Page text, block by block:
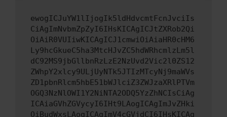
ewogICJuYW1lIjogIk5ldHdvcmtFcnJvciIs
CiAgImNvbmZpZyI6IHsKICAgICJtZXRob2Qi
OiAiR0VUIiwKICAgICJ1cmwiOiAiaHR0cHM6
Ly9hcGkueC5ha3MtcHJvZC5hdWRhcmlzLm5l
dC92MS9jbGllbnRzLzE2NzUvd2Vic2l0ZS12
ZWhpY2xlcy9ULjUyNTk5JTIzMTcyNj9maWVs
ZD1pbnRlcm5hbE51bWJlciZ3ZWJzaXRlPTVm
OGQ3NzNlOWI1Y2NiNTA2ODQ5YzZhNCIsCiAg
ICAiaGVhZGVycyI6IHt9LAogICAgImJvZHki
OiBudWxsLAogICAgImV4cGVjdCI6IHsKICAg